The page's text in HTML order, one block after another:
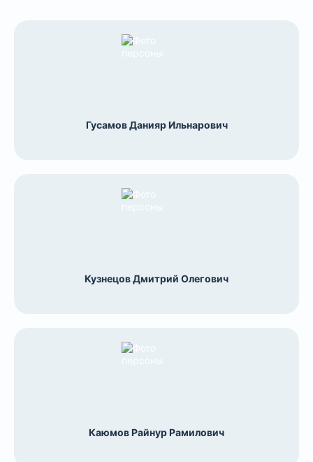
Гусамов Данияр Ильнарович
Кузнецов Дмитрий Олегович
Каюмов Райнур Рамилович